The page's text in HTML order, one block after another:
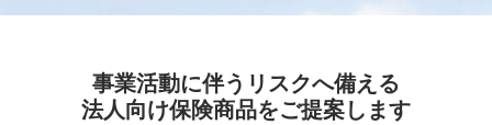
事業活動に伴うリスクへ備える
法人向け保険商品をご提案します